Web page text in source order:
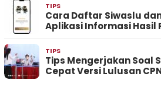
TIPS
Cara Daftar Siwaslu
Aplikasi Informasi Hasil
TIPS
Tips Mengerjakan Soal
Cepat Versi Lulusan